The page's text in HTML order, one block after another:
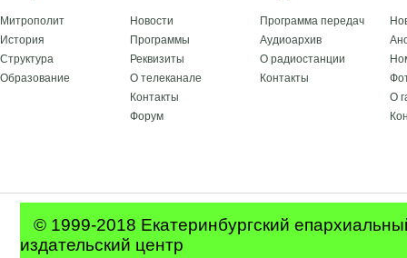
Митрополит
История
Структура
Образование
Новости
Программы
Реквизиты
О телеканале
Контакты
Форум
Программа передач
Аудиоархив
О радиостанции
Контакты
О
© 1999-2018 Екатеринбургский
издательский центр